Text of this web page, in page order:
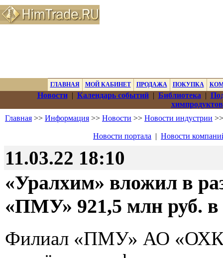
ГЛАВНАЯ МОЙ КАБИНЕТ ПРОДАЖА ПОКУПКА
Новости| Календарь событий| Библиотека |
химпродуктов
Главная >> Информация >> Новости >> Новости индустрии
Новости портала | Новости
11.03.22 18:10
«Уралхим» вложил в
«ПМУ» 921,5 млн руб. в
Филиал «ПМУ» АО «ОХК